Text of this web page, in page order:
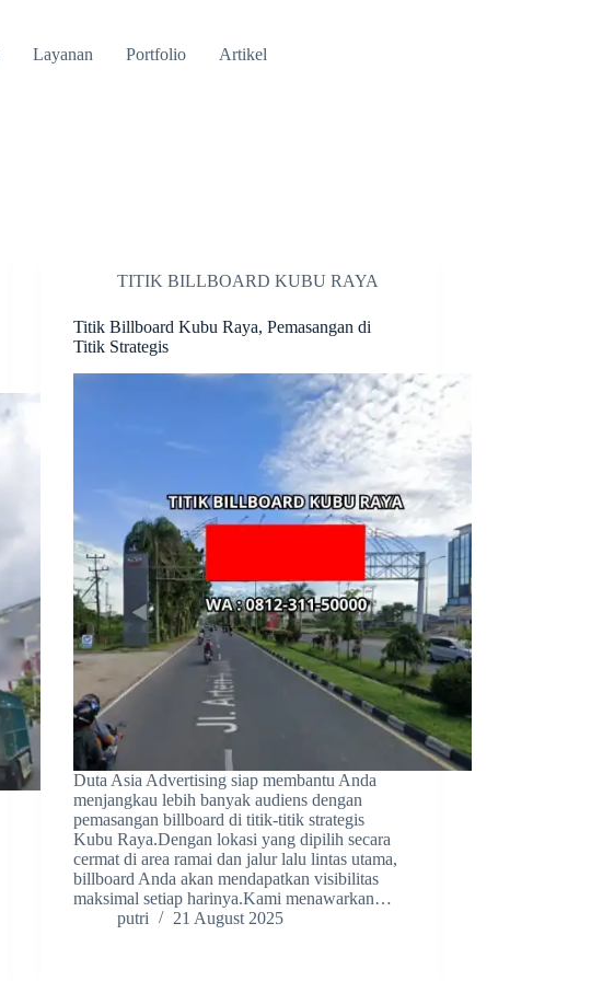
Layanan Portfolio Artikel
TITIK BILLBOARD KUBU RAYA
Titik Billboard Kubu Raya, Pemasangan di
Titik Strategis
Duta Asia Advertising siap membantu Anda
menjangkau lebih banyak audiens dengan
pemasangan billboard di titik-titik strategis
Kubu Raya.Dengan lokasi yang dipilih secara
cermat di area ramai dan jalur lalu lintas utama,
billboard Anda akan mendapatkan visibilitas
maksimal setiap harinya.Kami menawarkan…
putri
21 August 2025